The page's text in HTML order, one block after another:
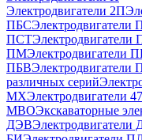
Электродвигатели 2П
ПБСЭлектродвигатели
ПСТЭлектродвигатели
ПМЭлектродвигатели
ПБВ
различных серий
MXЭлектродвигатели
MBOЭкскаваторные
ДЭВ